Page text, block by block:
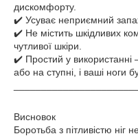
дискомфорту.
✔️ Усуває неприємний
✔️ Не містить шкідливих
чутливої шкіри.
✔️ Простий у використанні
або на ступні, і ваші ноги
Висновок
Боротьба з пітливістю ніг